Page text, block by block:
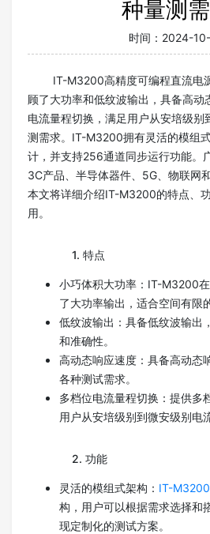
种量测
时间： 2024-
IT-M3200高精度可编程直流电
顾了大功率和低纹波输出，具备高动
电流量程切换，满足用户从安培级别
测需求。IT-M3200拥有灵活的模组
计，并支持256通道同步运行功能。
3C产品、半导体器件、5G、物联网
本文将详细介绍IT-M3200的特点、
用。
1. 特点
小巧体积大功率：IT-M3200
了大功率输出，适合空间有限
低纹波输出：具备低纹波输出
和准确性。
高动态响应速度：具备高动态
各种测试需求。
多档位电流量程切换：提供多
用户从安培级别到微安级别电
2. 功能
灵活的模组式架构： IT-M3200
构，用户可以根据需求选择和
现定制化的测试方案。